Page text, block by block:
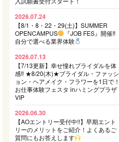
2026.07.24
【8/1・8・22・29(土)】SUMMER
OPENCAMPUS
『JOB FES』開催‼
自分で選べる業界体験
2026.07.13
【7/13更新】幸せ憧れブライダルを体
感‼ ★8/20(木)★ブライダル・ファッシ
ョン・ヘアメイク・フラワーを1日で！
お仕事体験フェスタ inハミングプラザ
VIP
2026.06.30
【AOエントリー受付中!!】早期エント
リーのメリットをご紹介！よくあるご
質問にもお答えします